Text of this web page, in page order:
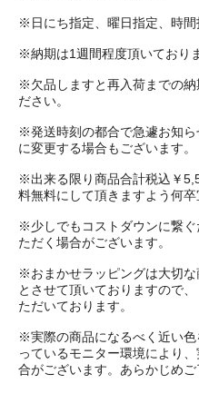
※日にち指定、曜日指定、時間
※納期は1週間程度頂いており
※欠品しますと再入荷までの納
ださい。
※発送時刻の都合で急遽お知
に変更する場合もございます。
※出来る限り商品合計税込￥
料無料にして頂きますよう何卒
※少しでもコストダウンに繋
ただく場合がございます。
※おまかせラッピングは大切
とさせて頂いておりますので
ただいております。
※実際の商品になるべく近い
っているモニター環境により
合がございます。あらかじめご